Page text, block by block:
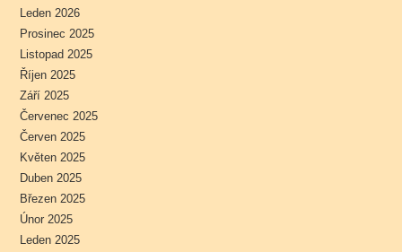
Leden 2026
Prosinec 2025
Listopad 2025
Říjen 2025
Září 2025
Červenec 2025
Červen 2025
Květen 2025
Duben 2025
Březen 2025
Únor 2025
Leden 2025